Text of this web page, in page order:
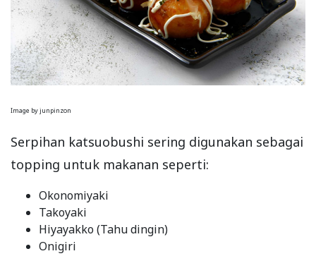
Image by junpinzon
Serpihan katsuobushi sering digunakan sebagai
topping untuk makanan seperti:
Okonomiyaki
Takoyaki
Hiyayakko (Tahu dingin)
Onigiri